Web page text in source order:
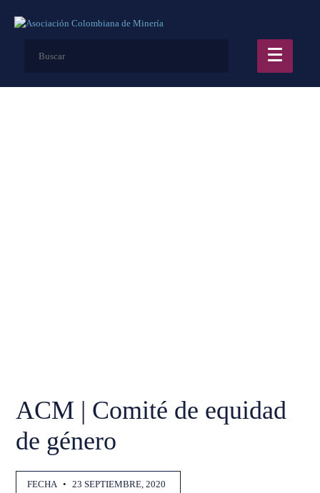
ACM | Comité de equidad
de género
FECHA • 23 SEPTIEMBRE, 2020